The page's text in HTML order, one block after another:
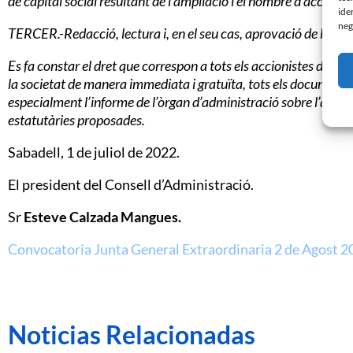
TERCER.-Redacció, lectura i, en el seu cas, aprovació de l’acta.
Es fa constar el dret que correspon a tots els accionistes
la societat de manera immediata i gratuïta, tots els documents
especialment l’informe de l’òrgan d’administració sobre
estatutàries proposades.
Sabadell, 1 de juliol de 2022.
El president del Consell d’Administració.
SrEsteveCalzada Mangues.
Convocatoria Junta General Extraordinaria 2 de Agost
Noticias Relacionadas